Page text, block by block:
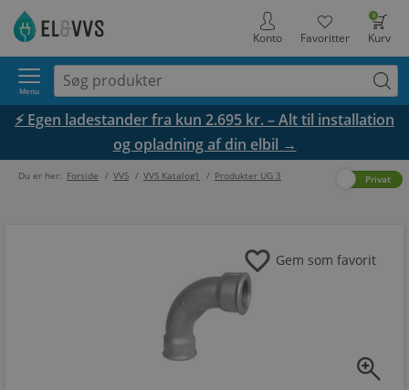
0
Kurv
Favoritter
Konto
Menu
⚡ Egen ladestander fra kun 2.695 kr. – Alt til installation
og opladning af din elbil →
Du er her: Forside / VVS / VVS Katalog1 / Produkter UG 3 Privat
zoom_in
favorite Gem som favorit